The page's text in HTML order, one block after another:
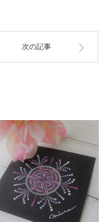
次の記事